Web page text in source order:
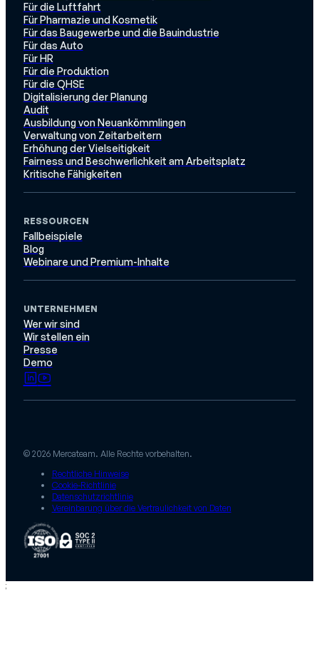
Für die Luftfahrt
Für Pharmazie und Kosmetik
Für das Baugewerbe und die Bauindustrie
Für das Auto
Für HR
Für die Produktion
Für die QHSE
Digitalisierung der Planung
Audit
Ausbildung von Neuankömmlingen
Verwaltung von Zeitarbeitern
Erhöhung der Vielseitigkeit
Fairness und Beschwerlichkeit am Arbeitsplatz
Kritische Fähigkeiten
RESSOURCEN
Fallbeispiele
Blog
Webinare und Premium-Inhalte
UNTERNEHMEN
Wer wir sind
Wir stellen ein
Presse
Demo
© 2026 Mercateam. Alle Rechte vorbehalten.
Rechtliche Hinweise
Cookie-Richtlinie
Datenschutzrichtlinie
Vereinbarung über die Vertraulichkeit von Daten
;